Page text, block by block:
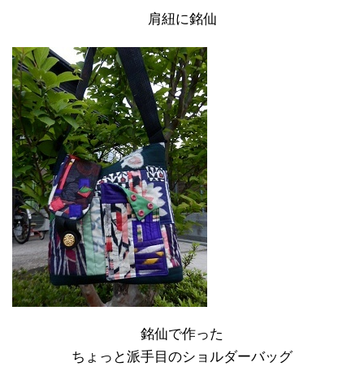
肩紐に銘仙
銘仙で作った
ちょっと派手目のショルダーバッグ